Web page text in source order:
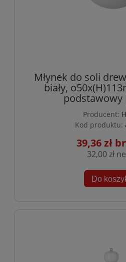
Młynek do soli
biały,
Producent:
Kod produktu:
39,36 zł
32,00 zł
Do